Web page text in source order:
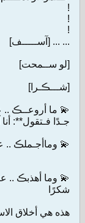
!
!
!
... ... [آســـــف]
[لو ســمحت]
[شـــڪـرا]
💫 ما أروعــڪ ..
جـدًا فـتقول**:
💫 وماأجـملڪ ..
💫 وما أهذبڪ ..
شكرًا
هذه هي أخلاق